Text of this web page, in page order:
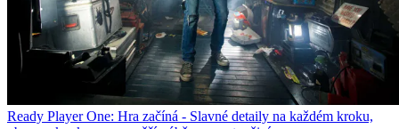
Ready Player One: Hra začíná - Slavné detaily na každém kroku,